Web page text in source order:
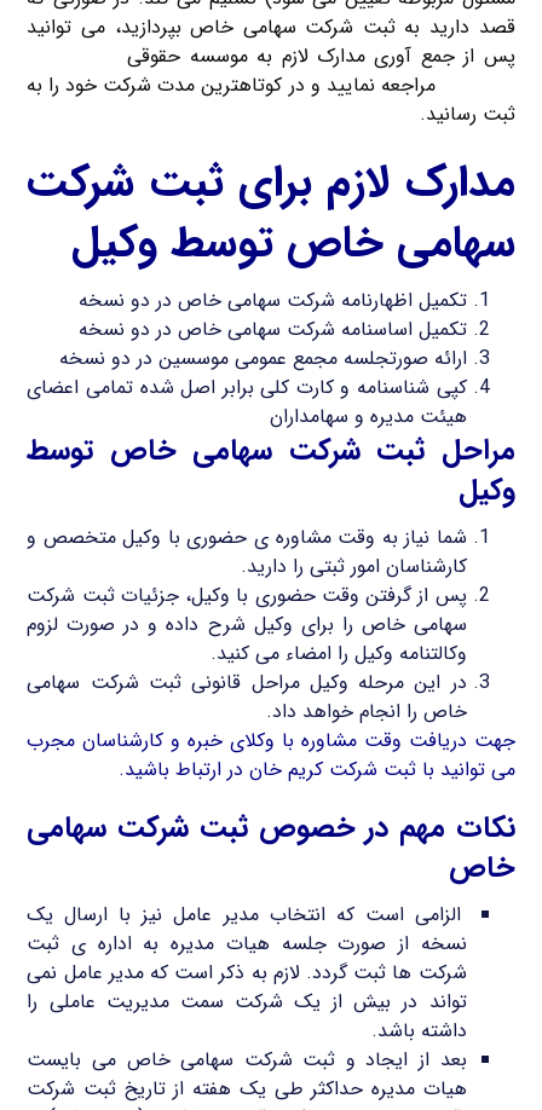
قصد دارید به ثبت شرکت سهامی خاص بپردازید، می توانید
پس از جمع آوری مدارک لازم به موسسه حقوقی
مراجعه نمایید و در کوتاهترین مدت شرکت خود را به
ثبت رسانید.
مدارک لازم برای ثبت شرکت
سهامی خاص توسط وکیل
تکمیل اظهارنامه شرکت سهامی خاص در دو نسخه
تکمیل اساسنامه شرکت سهامی خاص در دو نسخه
ارائه صورتجلسه مجمع عمومی موسسین در دو نسخه
کپی شناسنامه و کارت کلی برابر اصل شده تمامی اعضای
هیئت مدیره و سهامداران
مراحل ثبت شرکت سهامی خاص توسط
وکیل
شما نیاز به وقت مشاوره ی حضوری با وکیل متخصص و
کارشناسان امور ثبتی را دارید.
پس از گرفتن وقت حضوری با وکیل، جزئیات ثبت شرکت
سهامی خاص را برای وکیل شرح داده و در صورت لزوم
وکالتنامه وکیل را امضاء می کنید.
در این مرحله وکیل مراحل قانونی ثبت شرکت سهامی
خاص را انجام خواهد داد.
جهت دریافت وقت مشاوره با وکلای خبره و کارشناسان مجرب
می توانید با ثبت شرکت کریم خان در ارتباط باشید.
نکات مهم در خصوص ثبت شرکت سهامی
خاص
الزامی است که انتخاب مدیر عامل نیز با ارسال یک
نسخه از صورت جلسه هیات مدیره به اداره ی ثبت
شرکت ها ثبت گردد. لازم به ذکر است که مدیر عامل نمی
تواند در بیش از یک شرکت سمت مدیریت عاملی را
داشته باشد.
بعد از ایجاد و ثبت شرکت سهامی خاص می بایست
هیات مدیره حداکثر طی یک هفته از تاریخ ثبت شرکت